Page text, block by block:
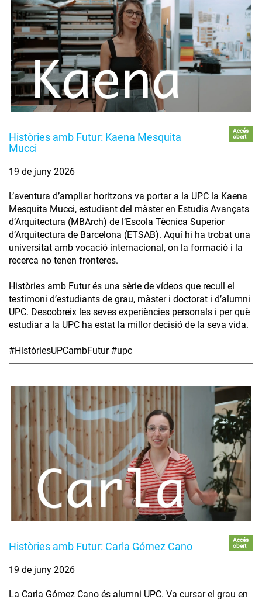
Històries amb Futur: Kaena Mesquita
Mucci
Accés
obert
19 de juny 2026
L’aventura d’ampliar horitzons va portar a la UPC la Kaena
Mesquita Mucci, estudiant del màster en Estudis Avançats
d’Arquitectura (MBArch) de l’Escola Tècnica Superior
d’Arquitectura de Barcelona (ETSAB). Aquí hi ha trobat una
universitat amb vocació internacional, on la formació i la
recerca no tenen fronteres.
Històries amb Futur és una sèrie de vídeos que recull el
testimoni d’estudiants de grau, màster i doctorat i d’alumni
UPC. Descobreix les seves experiències personals i per què
estudiar a la UPC ha estat la millor decisió de la seva vida.
#HistòriesUPCambFutur #upc
Històries amb Futur: Carla Gómez Cano
Accés
obert
19 de juny 2026
La Carla Gómez Cano és alumni UPC. Va cursar el grau en